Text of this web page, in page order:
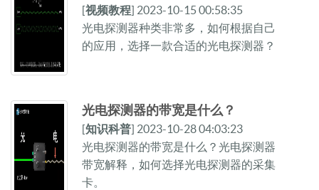
[视频教程] 2023-10-15 00:58:35
光电探测器种类非常多，如何根据自己
的应用，选择一款合适的光电探测器？
光电探测器的带宽是什么？
[知识科普] 2023-10-28 04:03:23
光电探测器的带宽是什么？光电探测器
带宽解释，如何选择光电探测器的采集
卡。